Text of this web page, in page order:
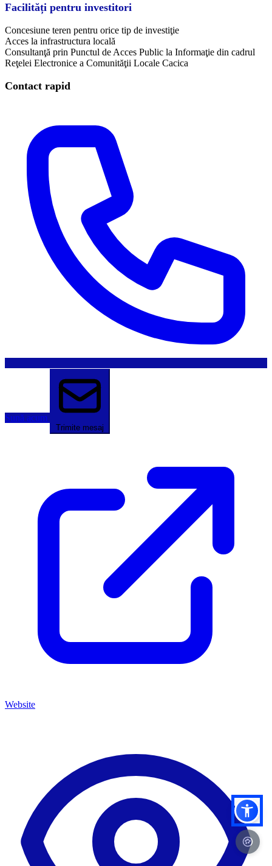
Facilități pentru investitori
Concesiune teren pentru orice tip de investiţie
Acces la infrastructura locală
Consultanţă prin Punctul de Acces Public la Informaţie din cadrul
Reţelei Electronice a Comunităţii Locale Cacica
Contact rapid
Sună acum
Trimite mesaj
Website